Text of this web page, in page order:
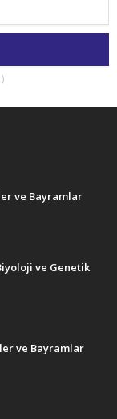
ve Bayramlar
ve Genetik
ve Bayramlar